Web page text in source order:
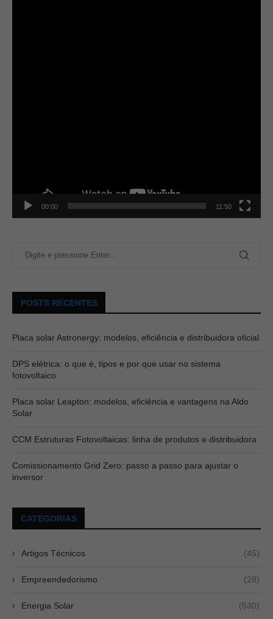
00:00 11:50
POSTS RECENTES
Placa solar Astronergy: modelos, eficiência e distribuidora oficial
DPS elétrica: o que é, tipos e por que usar no sistema
fotovoltaico
Placa solar Leapton: modelos, eficiência e vantagens na Aldo
Solar
CCM Estruturas Fotovoltaicas: linha de produtos e distribuidora
Comissionamento Grid Zero: passo a passo para ajustar o
inversor
CATEGORIAS
Artigos Técnicos (45)
Empreendedorismo (28)
Energia Solar (530)